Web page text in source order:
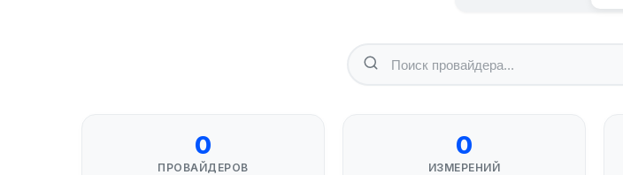
0
ПРОВАЙДЕРОВ
0
ИЗМЕРЕНИЙ